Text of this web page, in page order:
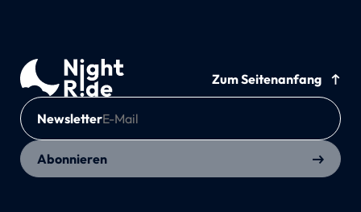
Zum Seitenanfang
Newsletter
Abonnieren